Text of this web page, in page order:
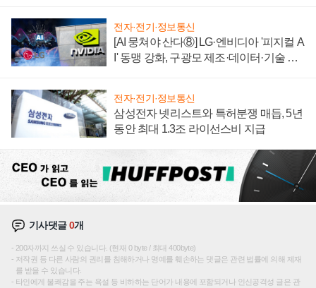
전자·전기·정보통신
[AI 뭉쳐야 산다⑧] LG·엔비디아 '피지컬 A
I' 동맹 강화, 구광모 제조·데이터·기술 결
전자·전기·정보통신
삼성전자 넷리스트와 특허분쟁 매듭, 5년
동안 최대 1.3조 라이선스비 지급
기사댓글0개
200자까지 쓰실 수 있습니다. (현재 0 byte / 최대 400byte)
저작권 등 다른 사람의 권리를 침해하거나 명예를 훼손하는 댓글은 관련 법률에 의해 제재
를 받을 수 있습니다.
타인에게 불쾌감을 주는 욕설 등 비하하는 단어가 내용에 포함되거나 인신공격성 글은 관